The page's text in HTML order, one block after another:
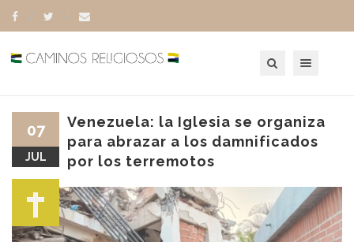
Venezuela: la Iglesia se organiza
para abrazar a los damnificados
por los terremotos
07
JUL